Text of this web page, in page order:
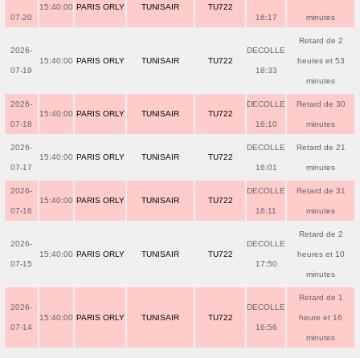
07-20
15:40:00 PARIS ORLY TUNISAIR TU722
16:17 minutes
2026-
07-19
15:40:00 PARIS ORLY TUNISAIR TU722
DECOLLE
18:33
Retard de 2
heures et 53
minutes
2026-
07-18
15:40:00 PARIS ORLY TUNISAIR TU722
DECOLLE
16:10
Retard de 30
minutes
2026-
07-17
15:40:00 PARIS ORLY TUNISAIR TU722
DECOLLE
16:01
Retard de 21
minutes
2026-
07-16
15:40:00 PARIS ORLY TUNISAIR TU722
DECOLLE
16:11
Retard de 31
minutes
2026-
07-15
15:40:00 PARIS ORLY TUNISAIR TU722
DECOLLE
17:50
Retard de 2
heures et 10
minutes
2026-
07-14
15:40:00 PARIS ORLY TUNISAIR TU722
DECOLLE
16:56
Retard de 1
heure et 16
minutes